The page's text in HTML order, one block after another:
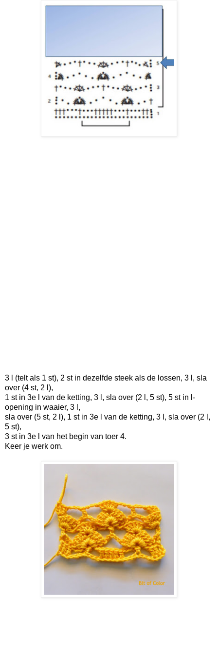
3 l (telt als 1 st), 2 st in dezelfde steek als de lossen, 3 l, sla
over (4 st, 2 l),
1 st in 3e l van de ketting, 3 l, sla over (2 l, 5 st), 5 st in l-
opening in waaier, 3 l,
sla over (5 st, 2 l), 1 st in 3e l van de ketting, 3 l, sla over (2 l,
5 st),
3 st in 3e l van het begin van toer 4.
Keer je werk om.